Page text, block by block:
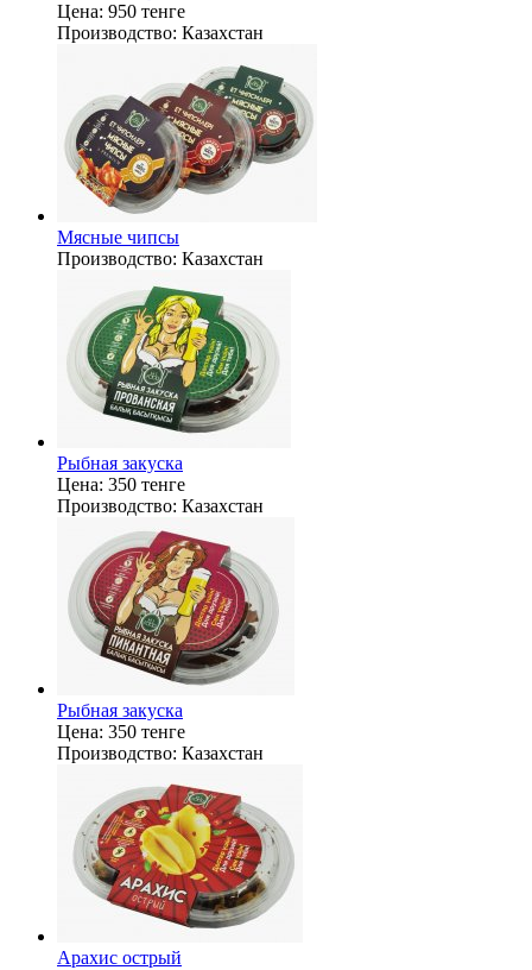
Цена: 950 тенге
Производство: Казахстан
Мясные чипсы
Производство: Казахстан
Рыбная закуска
Цена: 350 тенге
Производство: Казахстан
Рыбная закуска
Цена: 350 тенге
Производство: Казахстан
Арахис острый